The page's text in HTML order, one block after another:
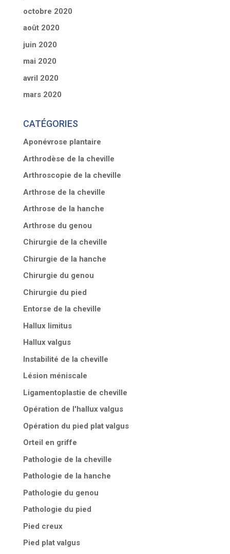
octobre 2020
août 2020
juin 2020
mai 2020
avril 2020
mars 2020
CATÉGORIES
Aponévrose plantaire
Arthrodèse de la cheville
Arthroscopie de la cheville
Arthrose de la cheville
Arthrose de la hanche
Arthrose du genou
Chirurgie de la cheville
Chirurgie de la hanche
Chirurgie du genou
Chirurgie du pied
Entorse de la cheville
Hallux limitus
Hallux valgus
Instabilité de la cheville
Lésion méniscale
Ligamentoplastie de cheville
Opération de l'hallux valgus
Opération du pied plat valgus
Orteil en griffe
Pathologie de la cheville
Pathologie de la hanche
Pathologie du genou
Pathologie du pied
Pied creux
Pied plat valgus